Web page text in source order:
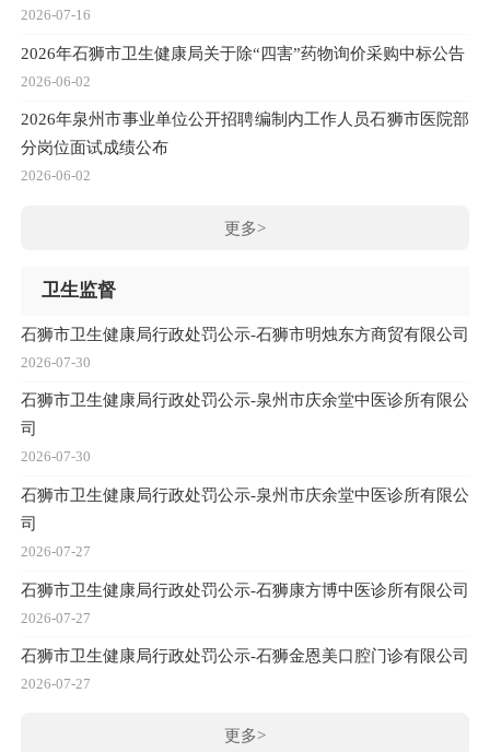
2026-07-16
2026年石狮市卫生健康局关于除“四害”药物询价采购中标公告
2026-06-02
2026年泉州市事业单位公开招聘编制内工作人员石狮市医院部
分岗位面试成绩公布
2026-06-02
更多>
卫生监督
石狮市卫生健康局行政处罚公示-石狮市明烛东方商贸有限公司
2026-07-30
石狮市卫生健康局行政处罚公示-泉州市庆余堂中医诊所有限公
司
2026-07-30
石狮市卫生健康局行政处罚公示-泉州市庆余堂中医诊所有限公
司
2026-07-27
石狮市卫生健康局行政处罚公示-石狮康方博中医诊所有限公司
2026-07-27
石狮市卫生健康局行政处罚公示-石狮金恩美口腔门诊有限公司
2026-07-27
更多>